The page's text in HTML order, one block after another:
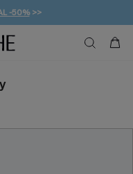
-50%>>
DA 49€
DI SCONTO*